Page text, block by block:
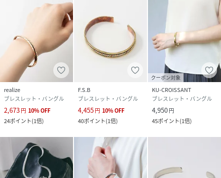
realize
ブレスレット・バングル
2,673円 10%OFF
24ポイント(1倍)
F.S.B
ブレスレット・バングル
4,455円 10%OFF
40ポイント(1倍)
クーポン対象
KU-CROISSANT
ブレスレット・バングル
4,950円
45ポイント(1倍)